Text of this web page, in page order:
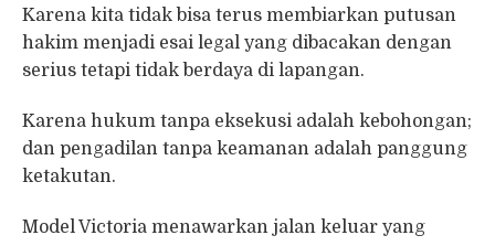
Karena kita tidak bisa terus membiarkan putusan
hakim menjadi esai legal yang dibacakan dengan
serius tetapi tidak berdaya di lapangan.
Karena hukum tanpa eksekusi adalah kebohongan;
dan pengadilan tanpa keamanan adalah panggung
ketakutan.
Model Victoria menawarkan jalan keluar yang